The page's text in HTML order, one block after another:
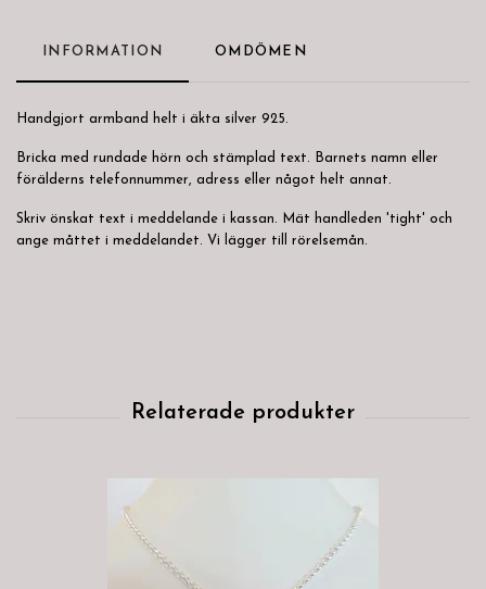
INFORMATION OMDÖMEN
Handgjort armband helt i äkta silver 925.
Bricka med rundade hörn och stämplad text.
Barnets namn eller
förälderns telefonnummer, adress eller något helt annat.
Skriv önskat text i meddelande i kassan. Mät handleden 'tight' och
ange måttet i meddelandet. Vi lägger till rörelsemån.